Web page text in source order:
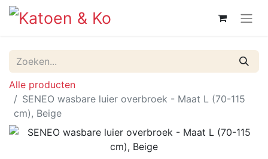
Alle producten
SENEO wasbare luier overbroek - Maat L (70-115
cm), Beige